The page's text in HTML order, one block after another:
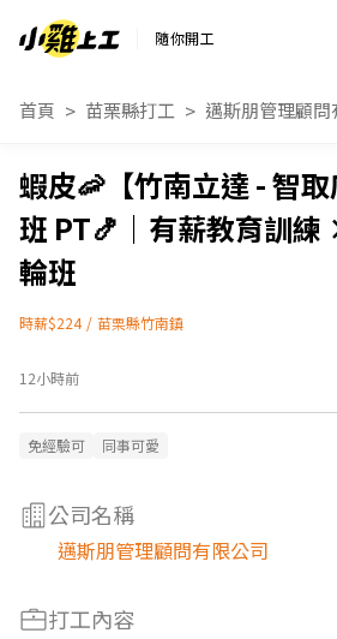
隨你開工
首頁 苗栗縣打工 邁斯朋管理顧問
蝦皮🦐【竹南立達 - 智
班 PT🍤｜有薪教育訓練
輪班
時薪$224 / 苗栗縣竹南鎮
12小時前
免經驗可 同事可愛
公司名稱
邁斯朋管理顧問有限公司
打工內容